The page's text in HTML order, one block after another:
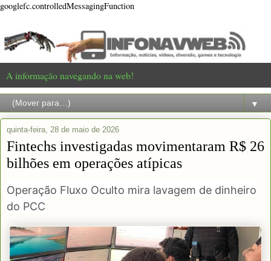
googlefc.controlledMessagingFunction
A informação navegando na web!
▼
quinta-feira, 28 de maio de 2026
Fintechs investigadas movimentaram R$ 26
bilhões em operações atípicas
Operação Fluxo Oculto mira lavagem de dinheiro
do PCC